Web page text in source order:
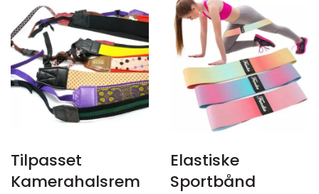
Tilpasset
Kamerahalsrem
Elastiske
Sportbånd